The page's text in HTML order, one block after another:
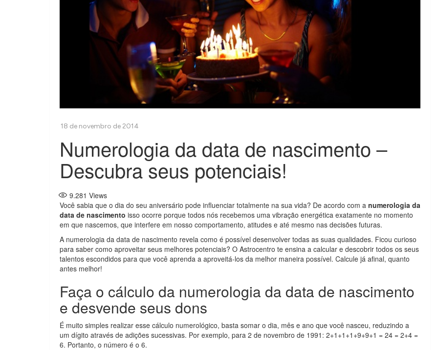
Numerologia da data de nascimento –
Descubra seus potenciais!
9.281 Views
Você sabia que o dia do seu aniversário pode influenciar totalmente na sua vida? De acordo com a numerologia da
data de nascimento isso ocorre porque todos nós recebemos uma vibração energética exatamente no momento
em que nascemos, que interfere em nosso comportamento, atitudes e até mesmo nas decisões futuras.
A numerologia da data de nascimento revela como é possível desenvolver todas as suas qualidades. Ficou curioso
para saber como aproveitar seus melhores potenciais? O Astrocentro te ensina a calcular e descobrir todos os seus
talentos escondidos para que você aprenda a aproveitá-los da melhor maneira possível. Calcule já afinal, quanto
antes melhor!
Faça o cálculo da numerologia da data de nascimento
e desvende seus dons
É muito simples realizar esse cálculo numerológico, basta somar o dia, mês e ano que você nasceu, reduzindo a
um dígito através de adições sucessivas. Por exemplo, para 2 de novembro de 1991: 2+1+1+1+9+9+1 = 24 = 2+4 =
6. Portanto, o número é o 6.